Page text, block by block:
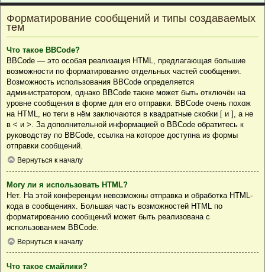
Форматирование сообщений и типы создаваемых
тем
Что такое BBCode?
BBCode — это особая реализация HTML, предлагающая большие
возможности по форматированию отдельных частей сообщения.
Возможность использования BBCode определяется
администратором, однако BBCode также может быть отключён на
уровне сообщения в форме для его отправки. BBCode очень похож
на HTML, но теги в нём заключаются в квадратные скобки [ и ], а не
в < и >. За дополнительной информацией о BBCode обратитесь к
руководству по BBCode, ссылка на которое доступна из формы
отправки сообщений.
Вернуться к началу
Могу ли я использовать HTML?
Нет. На этой конференции невозможны отправка и обработка HTML-
кода в сообщениях. Большая часть возможностей HTML по
форматированию сообщений может быть реализована с
использованием BBCode.
Вернуться к началу
Что такое смайлики?